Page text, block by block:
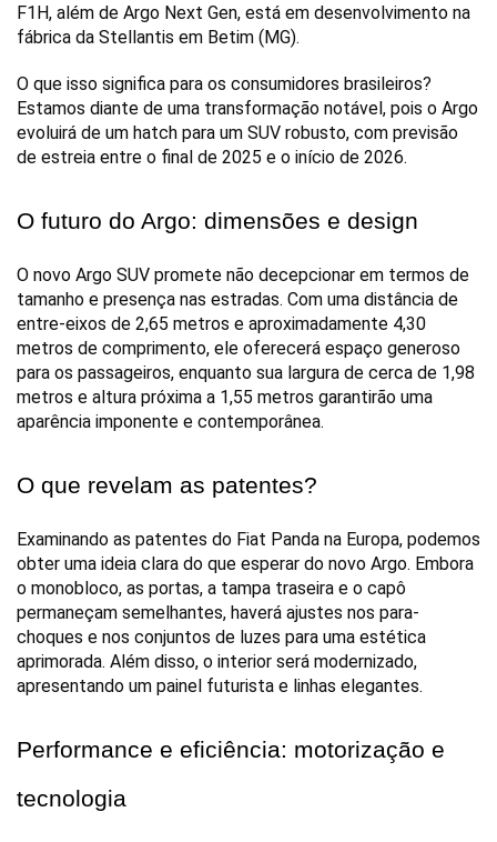
F1H, além de Argo Next Gen, está em desenvolvimento na
fábrica da Stellantis em Betim (MG).
O que isso significa para os consumidores brasileiros?
Estamos diante de uma transformação notável, pois o Argo
evoluirá de um hatch para um SUV robusto, com previsão
de estreia entre o final de 2025 e o início de 2026.
O futuro do Argo: dimensões e design
O novo Argo SUV promete não decepcionar em termos de
tamanho e presença nas estradas. Com uma distância de
entre-eixos de 2,65 metros e aproximadamente 4,30
metros de comprimento, ele oferecerá espaço generoso
para os passageiros, enquanto sua largura de cerca de 1,98
metros e altura próxima a 1,55 metros garantirão uma
aparência imponente e contemporânea.
O que revelam as patentes?
Examinando as patentes do Fiat Panda na Europa, podemos
obter uma ideia clara do que esperar do novo Argo. Embora
o monobloco, as portas, a tampa traseira e o capô
permaneçam semelhantes, haverá ajustes nos para-
choques e nos conjuntos de luzes para uma estética
aprimorada. Além disso, o interior será modernizado,
apresentando um painel futurista e linhas elegantes.
Performance e eficiência: motorização e
tecnologia